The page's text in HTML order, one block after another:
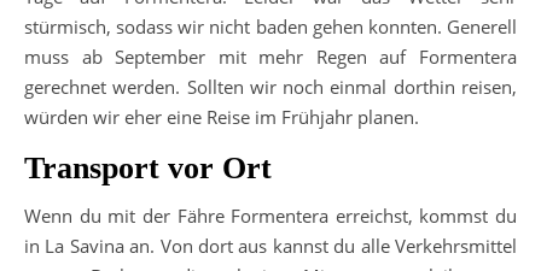
stürmisch, sodass wir nicht baden gehen konnten. Generell
muss ab September mit mehr Regen auf Formentera
gerechnet werden. Sollten wir noch einmal dorthin reisen,
würden wir eher eine Reise im Frühjahr planen.
Transport vor Ort
Wenn du mit der Fähre Formentera erreichst, kommst du
in La Savina an. Von dort aus kannst du alle Verkehrsmittel